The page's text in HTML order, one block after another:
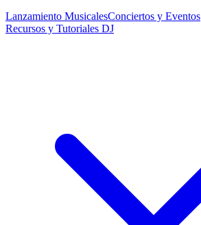
Lanzamiento MusicalesConciertos y Eventos
Recursos y Tutoriales DJ